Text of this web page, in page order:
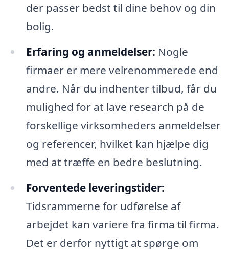
der passer bedst til dine behov og din
bolig.
Erfaring og anmeldelser: Nogle
firmaer er mere velrenommerede end
andre. Når du indhenter tilbud, får du
mulighed for at lave research på de
forskellige virksomheders anmeldelser
og referencer, hvilket kan hjælpe dig
med at træffe en bedre beslutning.
Forventede leveringstider:
Tidsrammerne for udførelse af
arbejdet kan variere fra firma til firma.
Det er derfor nyttigt at spørge om